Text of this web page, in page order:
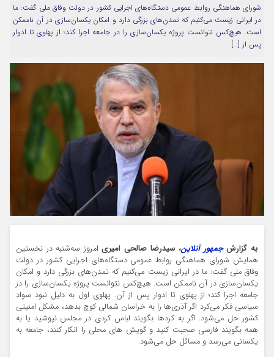
مرا به خاطر بسپار
Forget Password
شورای هماهنگی روابط عمومی دستگاه‌های اجرایی کشور در دولت وفاق ملی گفت: ما
در ایرانی زیست می‌کنیم که تمدن‌های بزرگی دارد و امکان یکسان‌سازی در آن ناممکن
است. هیچ‌کس نتوانست پروژه یکسان‌سازی را در جامعه اجرا کند؛ از پهلوی تا ادوار
پس از […]
به گزارشجمهور آنلاین، سیدرضا صالحی امیریامروز سه‌شنبه در نخستین
همایش شورای هماهنگی روابط عمومی دستگاه‌های اجرایی کشور در دولت
وفاق ملی گفت: ما در ایرانی زیست می‌کنیم که تمدن‌های بزرگی دارد و امکان
یکسان‌سازی در آن ناممکن است. هیچ‌کس نتوانست پروژه یکسان‌سازی را در
جامعه اجرا کند؛ از پهلوی تا ادوار پس از آن. پهلوی اول به دلیل نبود سواد
سیاسی فکر می‌کرد اگر آذری‌ها را به خراسان شمالی کوچ بدهد، مشکل امنیتی
کشور حل می‌شود. اگر به کردها بگویند لباس کردی در مجلس نپوشید یا به
همه بگویند فارسی صحبت کنید و گویش های محلی را انکار کنند، جامعه به
یکسانی می‌رسد و مسائل حل می‌شود.